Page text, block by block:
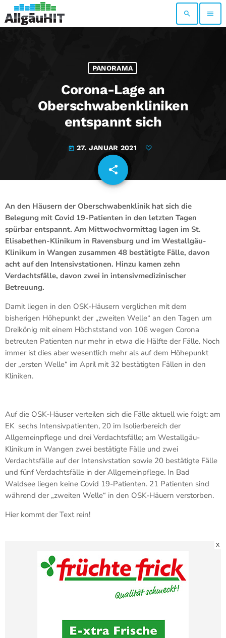
search menu
PANORAMA
Corona-Lage an
Oberschwabenkliniken
entspannt sich
today 27. JANUAR 2021
share
email
An den Häusern der Oberschwabenklinik hat sich die
Belegung mit Covid 19-Patienten in den letzten Tagen
spürbar entspannt. Am Mittwochvormittag lagen im St.
Elisabethen-Klinikum in Ravensburg und im Westallgäu-
Klinikum in Wangen zusammen 48 bestätigte Fälle, davon
acht auf den Intensivstationen. Hinzu kamen zehn
Verdachtsfälle, davon zwei in intensivmedizinischer
Betreuung.
Damit liegen in den OSK-Häusern verglichen mit dem
bisherigen Höhepunkt der „zweiten Welle“ an den Tagen um
Dreikönig mit einem Höchststand von 106 wegen Corona
betreuten Patienten nur mehr in etwa die Hälfte der Fälle. Noch
immer ist dies aber wesentlich mehr als auf dem Höhepunkt
der „ersten Welle“ im April mit 32 bestätigten Fällen in den
Kliniken.
Auf die OSK-Häuser verteilen sich die Fälle aktuell wie folgt: am
EK sechs Intensivpatienten, 20 im Isolierbereich der
Allgemeinpflege und drei Verdachtsfälle; am Westallgäu-
Klinikum in Wangen zwei bestätigte Fälle und zwei
Verdachtsfälle auf der Intensivstation sowie 20 bestätigte Fälle
und fünf Verdachtsfälle in der Allgemeinpflege. In Bad
Waldsee liegen keine Covid 19-Patienten. 21 Patienten sind
während der „zweiten Welle“ in den OSK-Häuern verstorben.
Hier kommt der Text rein!
X